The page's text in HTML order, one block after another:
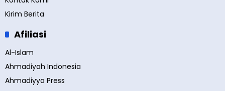
Kirim Berita
Afiliasi
Al-Islam
Ahmadiyah Indonesia
Ahmadiyya Press